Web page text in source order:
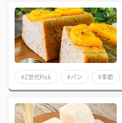
#Z世代Pick #パン #季節